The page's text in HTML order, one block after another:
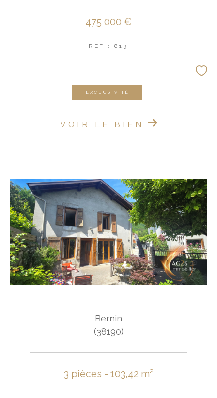
475 000 €
REF : 819
EXCLUSIVITÉ
VOIR LE BIEN
Bernin
(38190)
3 pièces - 103,42 m²